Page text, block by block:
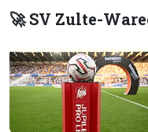
🚀 SV Zulte-